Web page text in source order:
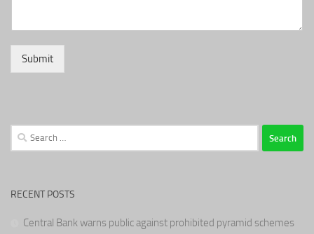
Submit
Search
for:
RECENT POSTS
Central Bank warns public against prohibited pyramid schemes